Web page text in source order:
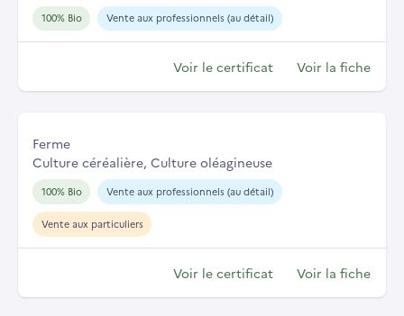
100% Bio Vente aux professionnels (au détail)
Voir le certificat Voir la fiche
Ferme
Culture céréalière, Culture oléagineuse
100% Bio Vente aux professionnels (au détail)
Vente aux particuliers
Voir le certificat Voir la fiche